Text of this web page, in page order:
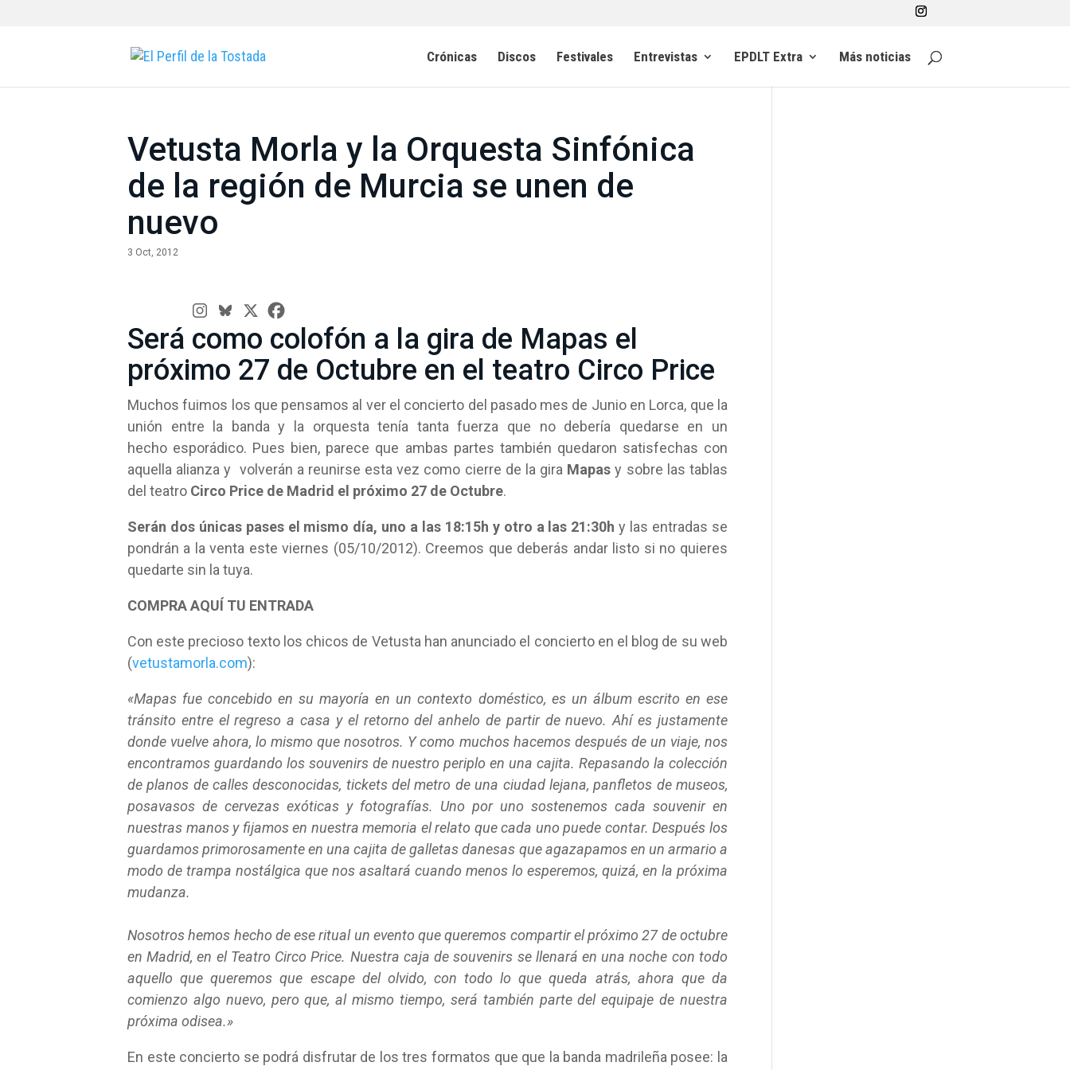
Crónicas Discos Festivales Entrevistas EPDLT Extra Más noticias
Vetusta Morla y la Orquesta Sinfónica
de la región de Murcia se unen de
nuevo
3 Oct, 2012
Será como colofón a la gira de Mapas el
próximo 27 de Octubre en el teatro Circo Price
Muchos fuimos los que pensamos al ver el concierto del pasado mes de Junio en Lorca, que la
unión entre la banda y la orquesta tenía tanta fuerza que no debería quedarse en un
hecho esporádico. Pues bien, parece que ambas partes también quedaron satisfechas con
aquella alianza y volverán a reunirse esta vez como cierre de la gira Mapas y sobre las tablas
del teatro Circo Price de Madrid el próximo 27 de Octubre.
Serán dos únicas pases el mismo día, uno a las 18:15h y otro a las 21:30h y las entradas se
pondrán a la venta este viernes (05/10/2012). Creemos que deberás andar listo si no quieres
quedarte sin la tuya.
COMPRA AQUÍ TU ENTRADA
Con este precioso texto los chicos de Vetusta han anunciado el concierto en el blog de su web
(vetustamorla.com):
«Mapas fue concebido en su mayoría en un contexto doméstico, es un álbum escrito en ese
tránsito entre el regreso a casa y el retorno del anhelo de partir de nuevo. Ahí es justamente
donde vuelve ahora, lo mismo que nosotros. Y como muchos hacemos después de un viaje, nos
encontramos guardando los souvenirs de nuestro periplo en una cajita. Repasando la colección
de planos de calles desconocidas, tickets del metro de una ciudad lejana, panfletos de museos,
posavasos de cervezas exóticas y fotografías. Uno por uno sostenemos cada souvenir en
nuestras manos y fijamos en nuestra memoria el relato que cada uno puede contar. Después los
guardamos primorosamente en una cajita de galletas danesas que agazapamos en un armario a
modo de trampa nostálgica que nos asaltará cuando menos lo esperemos, quizá, en la próxima
mudanza.
Nosotros hemos hecho de ese ritual un evento que queremos compartir el próximo 27 de octubre
en Madrid, en el Teatro Circo Price. Nuestra caja de souvenirs se llenará en una noche con todo
aquello que queremos que escape del olvido, con todo lo que queda atrás, ahora que da
comienzo algo nuevo, pero que, al mismo tiempo, será también parte del equipaje de nuestra
próxima odisea.»
En este concierto se podrá disfrutar de los tres formatos que que la banda madrileña posee: la